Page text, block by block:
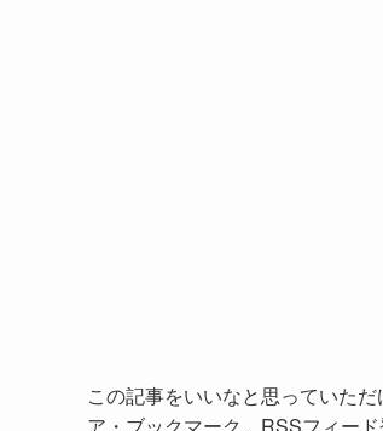
この記事をいいなと思っていた